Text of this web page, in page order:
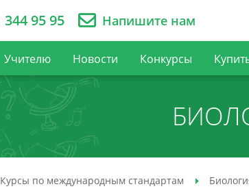
344 95 95 Напишите нам
Учителю Новости Конкурсы
Курсы по международным стандартам